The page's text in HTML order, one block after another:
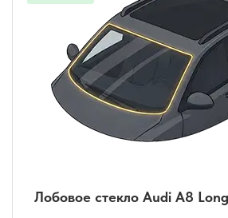
Лобовое стекло Audi A8